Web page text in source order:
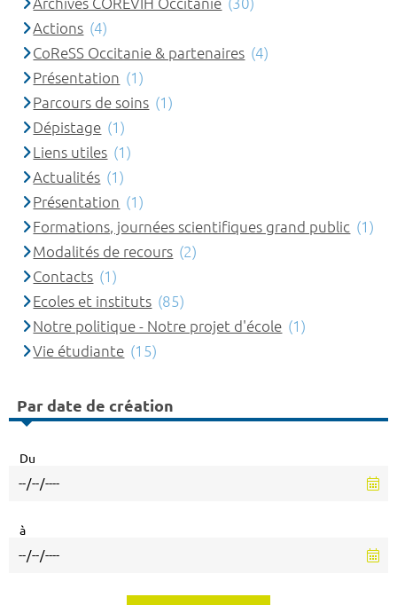
Actions (4)
CoReSS Occitanie & partenaires (4)
Présentation (1)
Parcours de soins (1)
Dépistage (1)
Liens utiles (1)
Actualités (1)
Présentation (1)
Formations, journées scientifiques grand public (1)
Modalités de recours (2)
Contacts (1)
Ecoles et instituts (85)
Notre politique - Notre projet d'école (1)
Vie étudiante (15)
Par date de création
Du
à